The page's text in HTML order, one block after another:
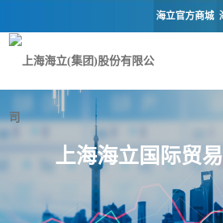
海立官方商城
上海海立国际贸